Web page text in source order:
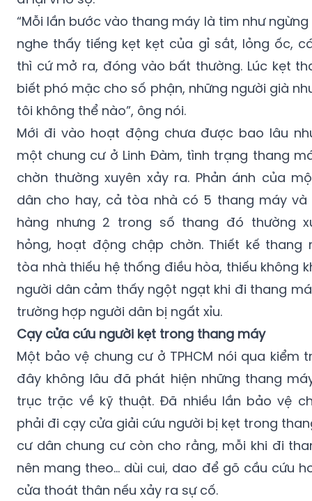
“Mỗi lần bước vào thang máy là tim như
nghe thấy tiếng kẹt kẹt của gỉ sắt, lỏng ốc,
thì cứ mở ra, đóng vào bất thường. Lúc kẹt
biết phó mặc cho số phận, những người già
tôi không thể nào”, ông nói.
Mới đi vào hoạt động chưa được bao lâu
một chung cư ở Linh Đàm, tình trạng thang
chờn thường xuyên xảy ra. Phản ánh của
dân cho hay, cả tòa nhà có 5 thang máy và
hàng nhưng 2 trong số thang đó thường
hỏng, hoạt động chập chờn. Thiết kế thang
tòa nhà thiếu hệ thống điều hòa, thiếu không
người dân cảm thấy ngột ngạt khi đi thang
trường hợp người dân bị ngất xỉu.
Cạy cửa cứu người kẹt trong thang máy
Một bảo vệ chung cư ở TPHCM nói qua kiểm
đây không lâu đã phát hiện những thang
trục trặc về kỹ thuật. Đã nhiều lần bảo vệ
phải đi cạy cửa giải cứu người bị kẹt trong
cư dân chung cư còn cho rằng, mỗi khi đi
nên mang theo... dùi cui, dao để gõ cầu cứu
cửa thoát thân nếu xảy ra sự cố.